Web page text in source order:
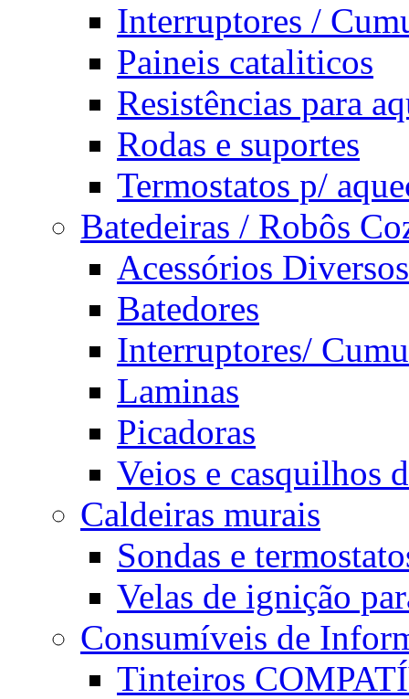
Interruptores /
Paineis cataliticos
Resistências para
Rodas e suportes
Termostatos p/
Batedeiras / Robôs
Acessórios Diversos
Batedores
Interruptores/
Laminas
Picadoras
Veios e casquilhos
Caldeiras murais
Sondas e
Velas de ignição
Consumíveis de
Tinteiros